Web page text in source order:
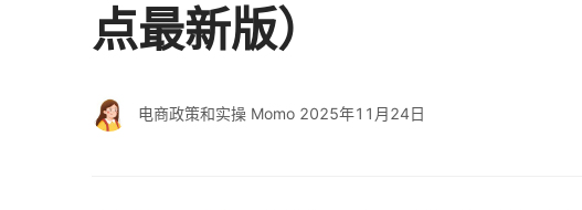
点最新版）
电商政策和实操 Momo 2025年11月24日